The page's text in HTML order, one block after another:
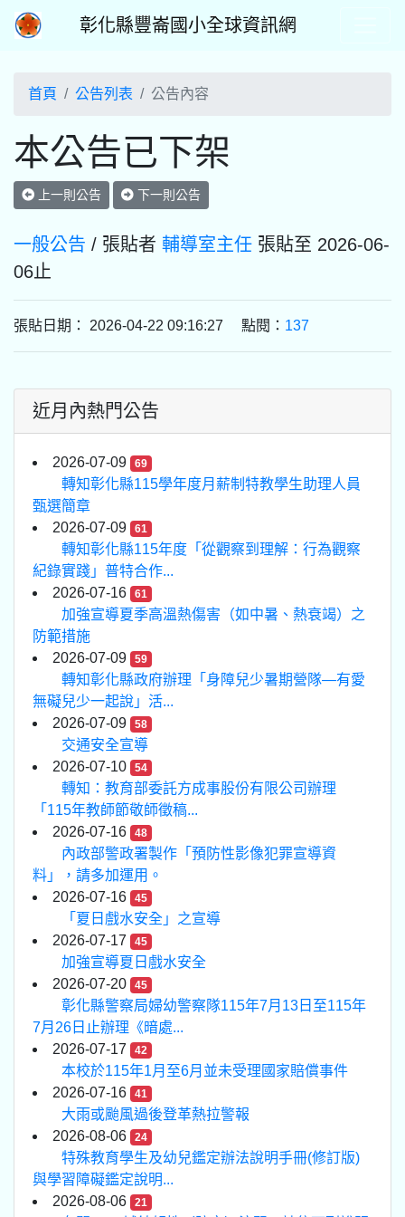
彰化縣豐崙國小全球資訊網
首頁 公告列表 公告內容
本公告已下架
上一則公告 下一則公告
一般公告 / 張貼者 輔導室主任 張貼至 2026-06-
06止
張貼日期： 2026-04-22 09:16:27 點閱： 137
近月內熱門公告
2026-07-09 69
轉知彰化縣115學年度月薪制特教學生助理人員
甄選簡章
2026-07-09
61
轉知彰化縣115年度「從觀察到理解：行為觀察
紀錄實踐」普特合作...
2026-07-16
61
加強宣導夏季高溫熱傷害（如中暑、熱衰竭）之
防範措施
2026-07-09
59
轉知彰化縣政府辦理「身障兒少暑期營隊—有愛
無礙兒少一起說」活...
2026-07-09
58
交通安全宣導
2026-07-10
54
轉知：教育部委託方成事股份有限公司辦理
「115年教師節敬師徵稿...
2026-07-16
48
內政部警政署製作「預防性影像犯罪宣導資
料」，請多加運用。
2026-07-16
45
「夏日戲水安全」之宣導
2026-07-17
45
加強宣導夏日戲水安全
2026-07-20
45
彰化縣警察局婦幼警察隊115年7月13日至115年
7月26日止辦理《暗處...
2026-07-17
42
本校於115年1月至6月並未受理國家賠償事件
2026-07-16
41
大雨或颱風過後登革熱拉警報
2026-08-06
24
特殊教育學生及幼兒鑑定辦法說明手冊(修訂版)
與學習障礙鑑定說明...
2026-08-06
21